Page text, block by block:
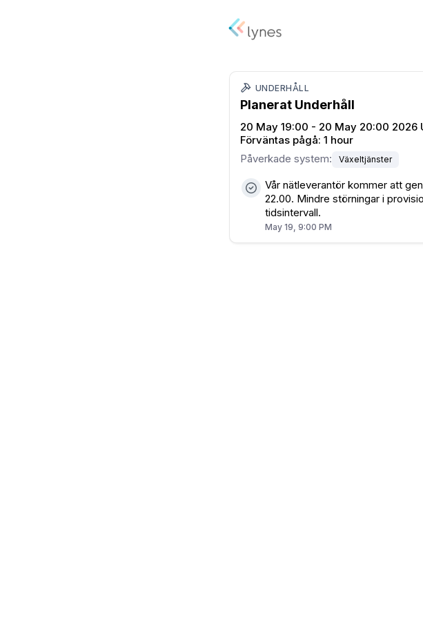
UNDERHÅLL
Planerat Underhåll
20 May 19:00 - 20 May 20:00 2026
Förväntas pågå: 1 hour
Påverkade system: Växeltjänster
Vår nätleverantör kommer att
22.00. Mindre störningar i
tidsintervall.
May 19, 9:00 PM